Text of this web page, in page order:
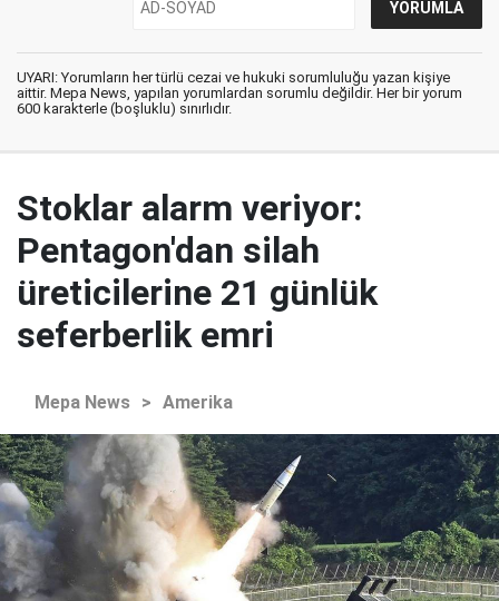
UYARI: Yorumların her türlü cezai ve hukuki sorumluluğu yazan kişiye
aittir. Mepa News, yapılan yorumlardan sorumlu değildir. Her bir yorum
600 karakterle (boşluklu) sınırlıdır.
Stoklar alarm veriyor:
Pentagon'dan silah
üreticilerine 21 günlük
seferberlik emri
Mepa News > Amerika